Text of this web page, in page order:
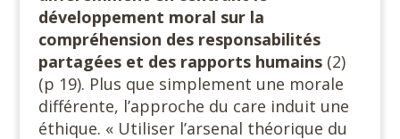
développement moral sur la
compréhension des responsabilités
partagées et des rapports humains (2)
(p 19). Plus que simplement une morale
différente, l’approche du care induit une
éthique. « Utiliser l’arsenal théorique du